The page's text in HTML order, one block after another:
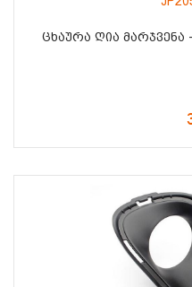
ᲪᲮᲐᲣᲠᲐ ᲦᲘᲐ ᲛᲐᲠᲯᲕᲔᲜᲐ -